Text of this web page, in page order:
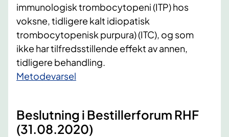
immunologisk trombocytopeni (ITP) hos
voksne, tidligere kalt idiopatisk
trombocytopenisk purpura) (ITC), og som
ikke har tilfredsstillende effekt av annen,
tidligere behandling.
Metodevarsel
Beslutning i Bestillerforum RHF
(31.08.2020)